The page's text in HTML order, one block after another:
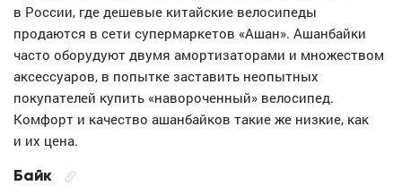
в России, где дешевые китайские велосипеды
продаются в сети супермаркетов «Ашан». Ашанбайки
часто оборудуют двумя амортизаторами и множеством
аксессуаров, в попытке заставить неопытных
покупателей купить «навороченный» велосипед.
Комфорт и качество ашанбайков такие же низкие, как
и их цена.
Байк